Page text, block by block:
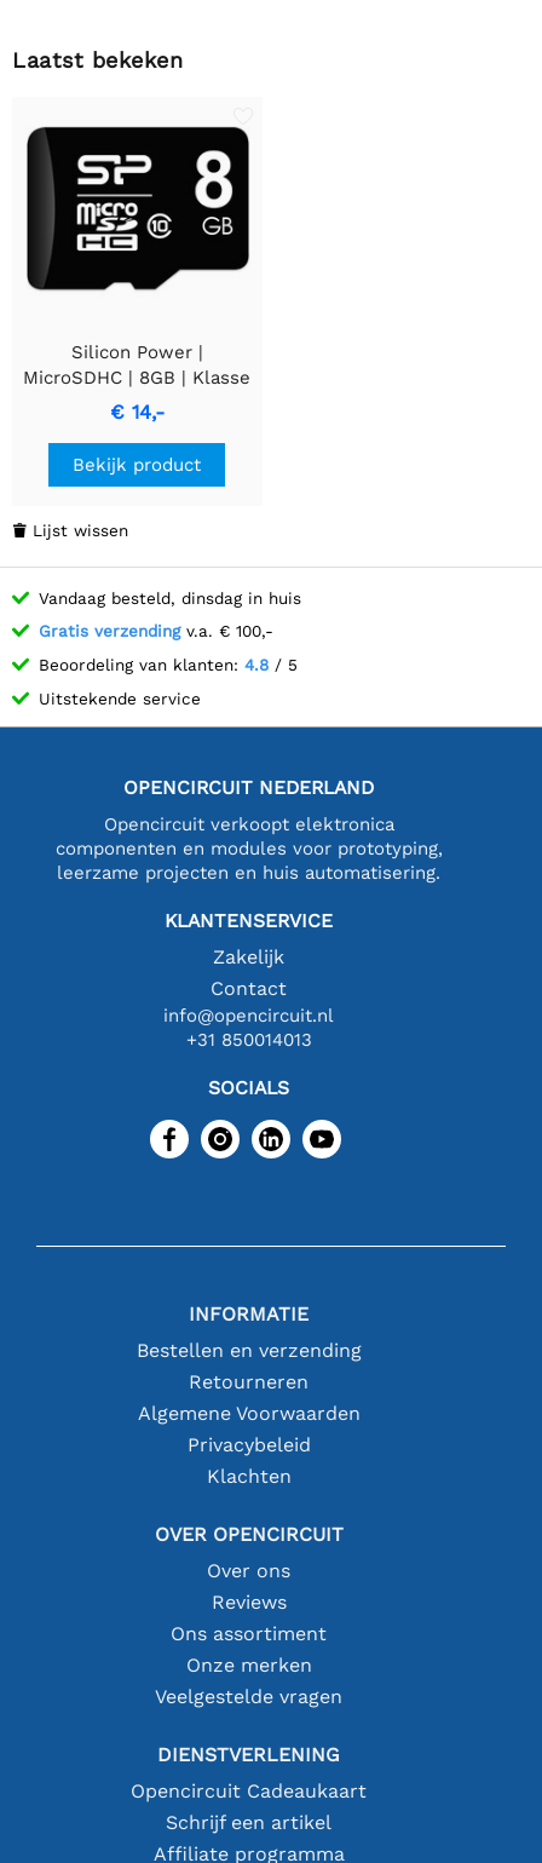
Laatst bekeken
Silicon Power |
MicroSDHC | 8GB | Klasse
10
€ 14,-
Bekijk product
 Lijst wissen
Vandaag besteld, dinsdag in huis
Gratis verzendingv.a. € 100,-
Beoordeling van klanten: 4.8 / 5
Uitstekende service
OPENCIRCUIT NEDERLAND
Opencircuit verkoopt elektronica
componenten en modules voor prototyping,
leerzame projecten en huis automatisering.
KLANTENSERVICE
Zakelijk
Contact
info@opencircuit.nl
+31 850014013
SOCIALS
INFORMATIE
Bestellen en verzending
Retourneren
Algemene Voorwaarden
Privacybeleid
Klachten
OVER OPENCIRCUIT
Over ons
Reviews
Ons assortiment
Onze merken
Veelgestelde vragen
DIENSTVERLENING
Opencircuit Cadeaukaart
Schrijf een artikel
Affiliate programma